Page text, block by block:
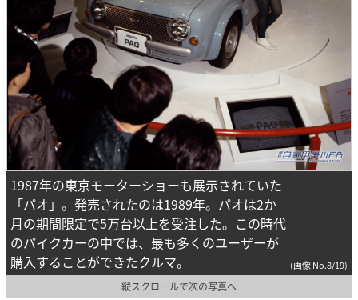
1987年の東京モーターショーも展示されていた
「パオ」。発売されたのは1989年。パオは2か
月の期間限定で5万台以上を受注した。この時代
のパイクカーの中では、最も多くのユーザーが
購入することができたクルマ。
(画像 No.8/19)
縦スクロールで次の写真へ